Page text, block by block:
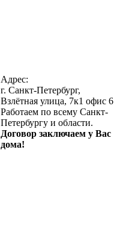
Адрес:
г. Санкт-Петербург,
Взлётная улица, 7к1 офис 6
Работаем по всему Санкт-
Петербургу и области.
Договор заключаем у Вас
дома!